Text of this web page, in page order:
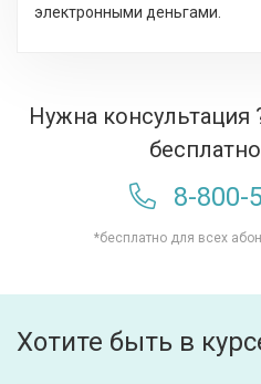
электронными деньгами.
Нужна консультация
8-800-
*бесплатно для всех
Хотите быть в